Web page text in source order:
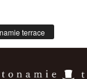
terrace